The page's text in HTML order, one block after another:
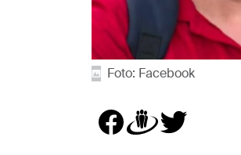
Foto: Facebook